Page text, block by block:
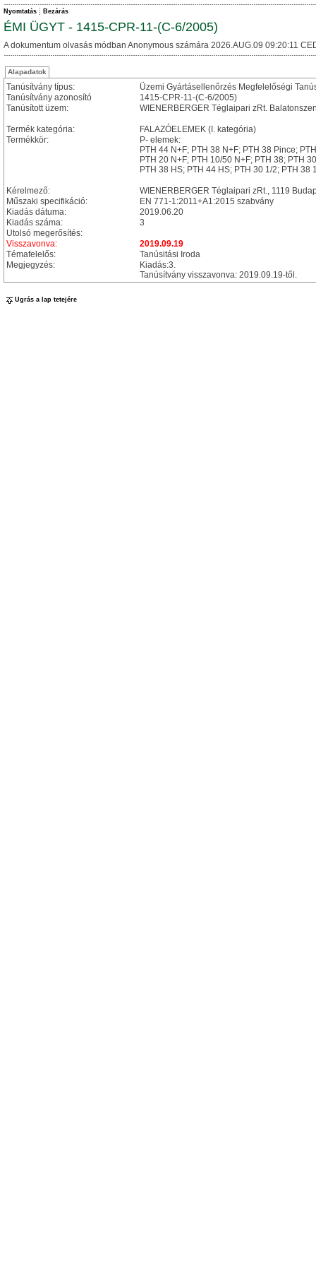
Nyomtatás Bezárás
ÉMI ÜGYT - 1415-CPR-11-(C-6/2005)
A dokumentum olvasás módban Anonymous számára 2026.AUG.09 09:20:11
Alapadatok
Tanúsítvány típus:
Üzemi Gyártásellenőrzés Megfelelőségi
Tanúsítvány azonosító
1415-CPR-11-(C-6/2005)
Tanúsított üzem:
WIENERBERGER Téglaipari zRt.
Termék kategória:
FALAZÓELEMEK (I. kategória)
Termékkör:
P- elemek:
PTH 44 N+F; PTH 38 N+F; PTH 38 Pince;
PTH 20 N+F; PTH 10/50 N+F; PTH 38; PTH
PTH 38 HS; PTH 44 HS; PTH 30 1/2; PTH 38
Kérelmező:
WIENERBERGER Téglaipari zRt., 1119
Műszaki specifikáció:
EN 771-1:2011+A1:2015 szabvány
Kiadás dátuma:
2019.06.20
Kiadás száma:
3
Utolsó megerősítés:
Visszavonva:
2019.09.19
Témafelelős:
Tanúsitási Iroda
Megjegyzés:
Kiadás:3.
Tanúsítvány visszavonva: 2019.09.19-től.
Ugrás a lap tetejére